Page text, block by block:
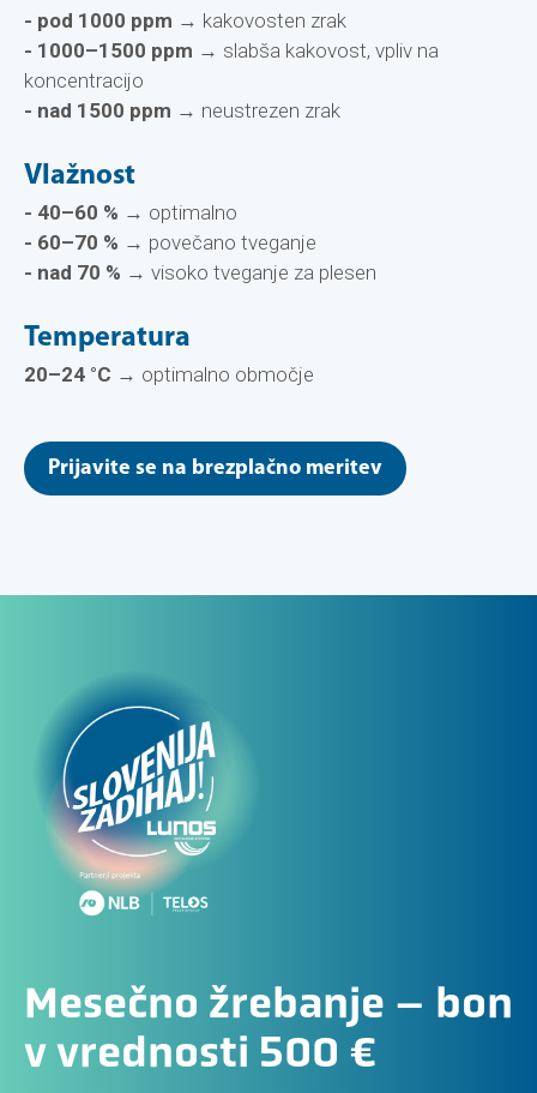
- pod 1000 ppm → kakovosten zrak
- 1000–1500 ppm → slabša kakovost, vpliv na
koncentracijo
- nad 1500 ppm → neustrezen zrak
Vlažnost
- 40–60 % → optimalno
- 60–70 % → povečano tveganje
- nad 70 % → visoko tveganje za plesen
Temperatura
20–24 °C → optimalno območje
Prijavite se na brezplačno meritev
Mesečno žrebanje – bon
v vrednosti 500 €